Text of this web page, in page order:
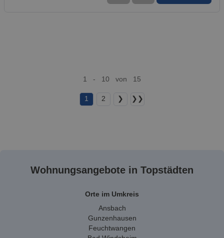
1 - 10 von 15
1 2 ❯ ❯❯
Wohnungsangebote in Topstädten
Orte im Umkreis
Ansbach
Gunzenhausen
Feuchtwangen